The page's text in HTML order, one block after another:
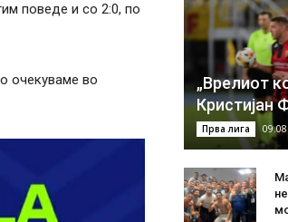
поведе и со 2:0, по
очекуваме во
„Врелиот
Кристијан
Прва лига